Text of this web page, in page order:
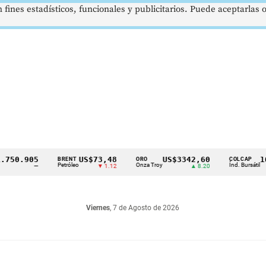
BRENT
Petróleo
US$73,48
▼ 1.12
ORO
Onza Troy
US$3342,60 COLCAP
Índ. Bursátil
Viernes, 7 de Agosto de 2026
estadísticos, funcionales y publicitarios. Puede aceptarlas